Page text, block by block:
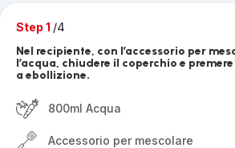
Step 1 /4
Nel recipiente, con l’accessorio per
l’acqua, chiudere il coperchio e
a ebollizione.
800ml Acqua
Accessorio per mescolare